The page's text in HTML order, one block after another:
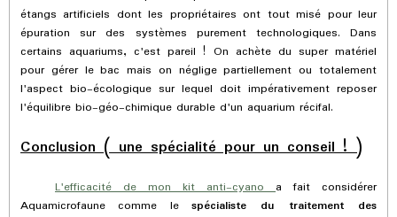
étangs artificiels dont les propriétaires ont tout misé pour leur
épuration sur des systèmes purement technologiques. Dans
certains aquariums, c'est pareil ! On achète du super matériel
pour gérer le bac mais on néglige partiellement ou totalement
l'aspect bio-écologique sur lequel doit impérativement reposer
l'équilibre bio-géo-chimique durable d'un aquarium récifal.
Conclusion ( une spécialité pour un conseil ! )
L'efficacité de mon kit anti-cyanoa fait considérer
Aquamicrofaune comme le spécialiste du traitement des